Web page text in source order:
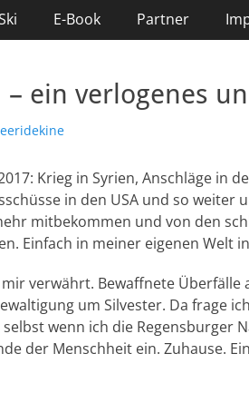
E-Book Partner
– ein verlogenes
Krieg in Syrien, Anschläge in
in den USA und so
mitbekommen und von den
Einfach in meiner eigenen Welt
verwährt. Bewaffnete
um Silvester. Da frage
wenn ich die Regensburger
der Menschheit ein. Zuhause.